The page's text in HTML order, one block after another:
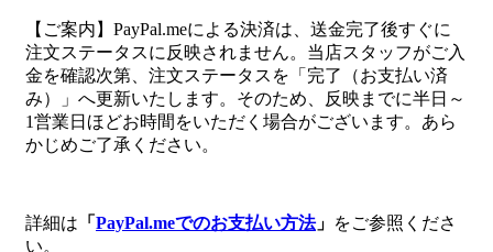
【ご案内】PayPal.meによる決済は、送金完了後すぐに
注文ステータスに反映されません。当店スタッフがご入
金を確認次第、注文ステータスを「完了（お支払い済
み）」へ更新いたします。そのため、反映までに半日～
1営業日ほどお時間をいただく場合がございます。あら
かじめご了承ください。
詳細は 「 PayPal.meでのお支払い方法」 をご参照くださ
い。